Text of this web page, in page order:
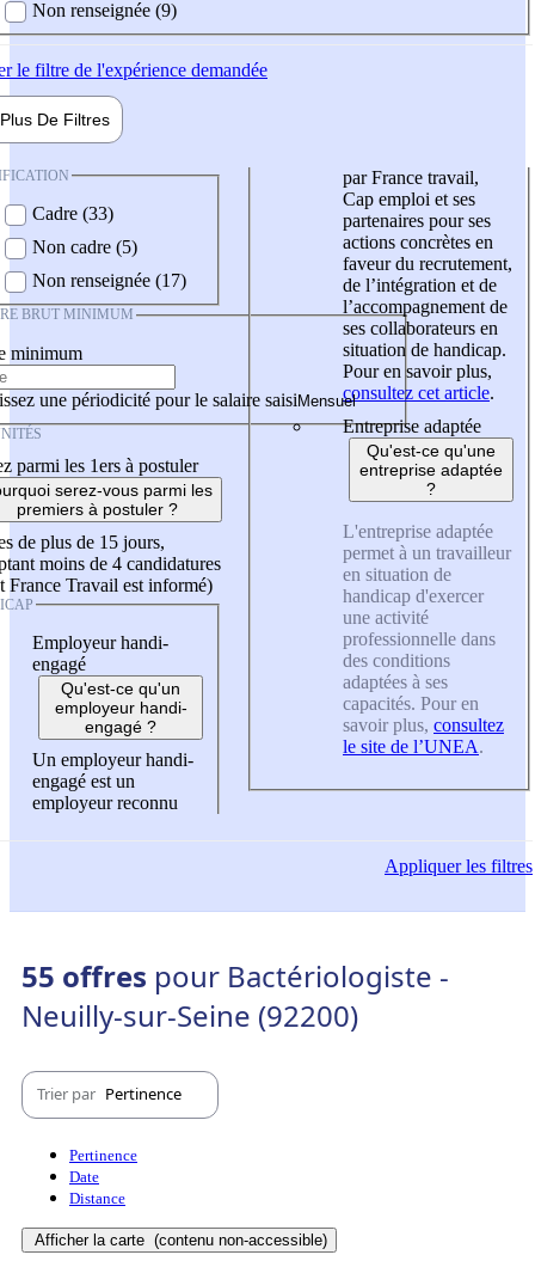
Non renseignée (9)
le filtre de l'expérience demandée
Plus De Filtres
Cadre (33)
Non cadre (5)
Non renseignée (17)
BRUT MINIMUM
minimum
une périodicité pour le salaire saisi
parmi les 1ers à postuler
serez-vous parmi les
premiers à postuler ?
de plus de 15 jours,
moins de 4 candidatures
France Travail est informé)
Employeur handi-
engagé
Qu'est-ce qu'un
employeur handi-
engagé ?
Un employeur handi-
engagé est un
employeur reconnu
par France travail,
Cap emploi et ses
partenaires pour ses
actions concrètes en
faveur du recrutement,
de l’intégration et de
l’accompagnement de
ses collaborateurs en
situation de handicap.
Pour en savoir plus,
consultez cet article.
Entreprise adaptée
Qu'est-ce qu'une
entreprise adaptée
?
L'entreprise adaptée
permet à un travailleur
en situation de
handicap d'exercer
une activité
professionnelle dans
des conditions
adaptées à ses
capacités. Pour en
savoir plus, consultez
le site de l’UNEA.
Appliquerles filtres
55 offres pour Bactériologiste -
Neuilly-sur-Seine (92200)
Trier par Pertinence
Pertinence
Date
Distance
Afficher la carte (contenu non-accessible)